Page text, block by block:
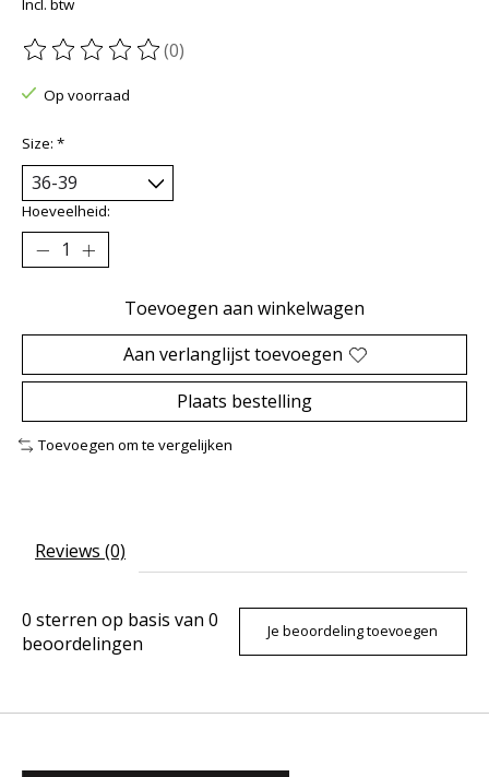
Incl. btw
De beoordeling van dit product is
(0)
Op voorraad
Size: *
Hoeveelheid:
Toevoegen aan winkelwagen
Aan verlanglijst toevoegen
Plaats bestelling
Toevoegen om te vergelijken
Reviews (0)
0 sterren op basis van 0
beoordelingen
Je beoordeling toevoegen